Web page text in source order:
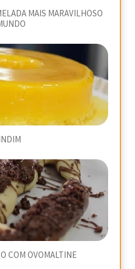
MAIS MARAVILHOSO
COM OVOMALTINE